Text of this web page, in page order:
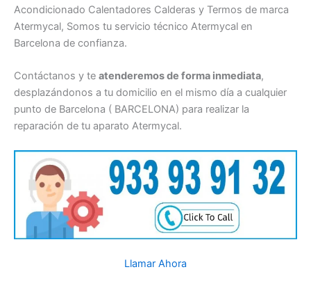
Acondicionado Calentadores Calderas y Termos de marca
Atermycal, Somos tu servicio técnico Atermycal en
Barcelona de confianza.
Contáctanos y te atenderemos de forma inmediata,
desplazándonos a tu domicilio en el mismo día a cualquier
punto de Barcelona ( BARCELONA) para realizar la
reparación de tu aparato Atermycal.
Llamar Ahora